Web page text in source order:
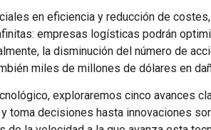
en eficiencia y reducción de
empresas logísticas podrán
la disminución del número de
miles de millones de dólares en
exploraremos cinco avances
toma decisiones hasta innovaciones